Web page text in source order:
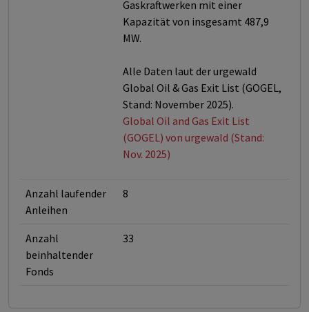
Gaskraftwerken mit einer
Kapazität von insgesamt 487,9
MW.
Alle Daten laut der urgewald
Global Oil & Gas Exit List (GOGEL,
Stand: November 2025).
Global Oil and Gas Exit List
(GOGEL) von urgewald (Stand:
Nov. 2025)
Anzahl laufender
Anleihen
8
Anzahl
beinhaltender
Fonds
33